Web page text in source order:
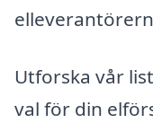
Utforska vår
val för din